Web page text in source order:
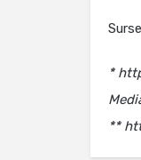
*
**